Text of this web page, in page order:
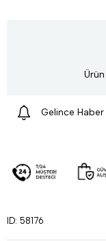
Ürün
Gelince Haber
ID: 58176